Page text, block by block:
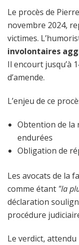
Le procès de
novembre 2024,
victimes.
involontaires
Il encourt jusqu’à
d’amende.
L’enjeu de ce
Obtention de la
endurées
Obligation de
Les avocats de la
comme étant "la
déclaration
procédure
Le verdict,